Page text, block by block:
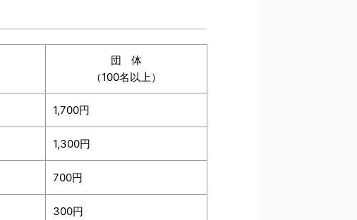
団 体
（100名以上）
1,700円
1,300円
700円
300円